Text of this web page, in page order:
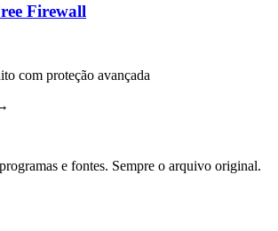
Firewall
com proteção avançada
e fontes. Sempre o arquivo original.